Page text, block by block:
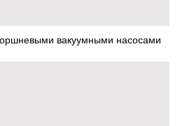
вакуумными насосами